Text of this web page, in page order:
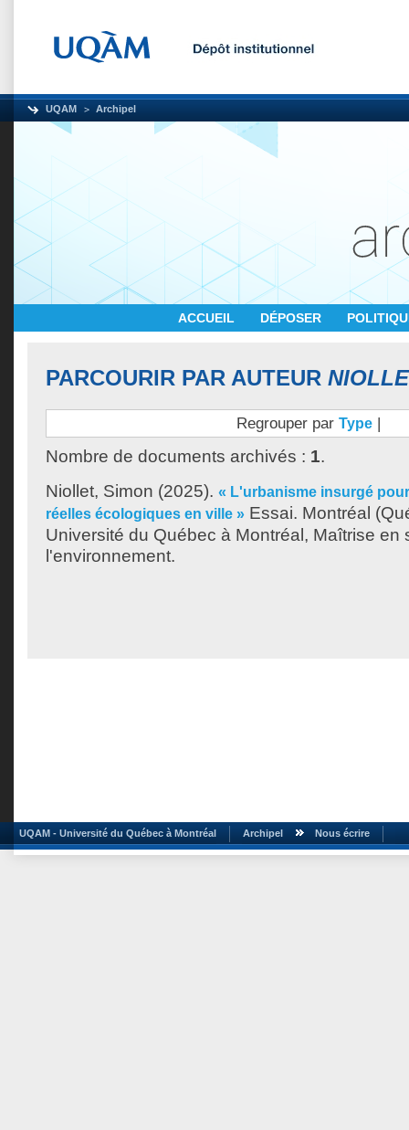
UQAM Archipel
ACCUEIL DÉPOSER
PARCOURIR PAR AUTEUR
Regrouper par Type |
Nombre de documents archivés : 1.
Niollet, Simon (2025). « L'urbanisme insurgé
réelles écologiques en ville » Essai. Montréal
Université du Québec à Montréal, Maîtrise en
l'environnement.
UQAM - Université du Québec à Montréal Archipel Nous écrire